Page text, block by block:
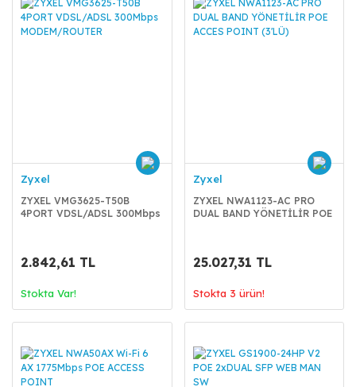
Zyxel
ZYXEL VMG3625-T50B
4PORT VDSL/ADSL 300Mbps
2.842,61 TL
Stokta Var!
Zyxel
ZYXEL NWA1123-AC PRO
DUAL BAND YÖNETİLİR POE
25.027,31 TL
Stokta 3 ürün!